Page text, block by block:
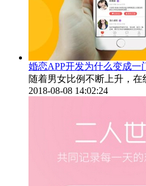
婚恋APP开发为什么变成一
随着男女比例不断上升，
2018-08-08 14:02:24